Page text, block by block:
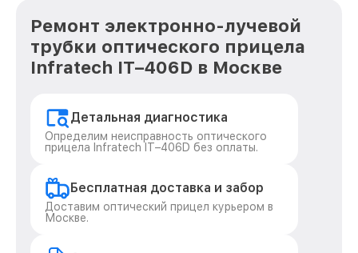
Ремонт электронно-лучевой
трубки оптического прицела
Infratech IT–406D в Москве
Детальная диагностика
Определим неисправность оптического
прицела Infratech IT–406D без оплаты.
Бесплатная доставка и забор
Доставим оптический прицел курьером в
Москве.